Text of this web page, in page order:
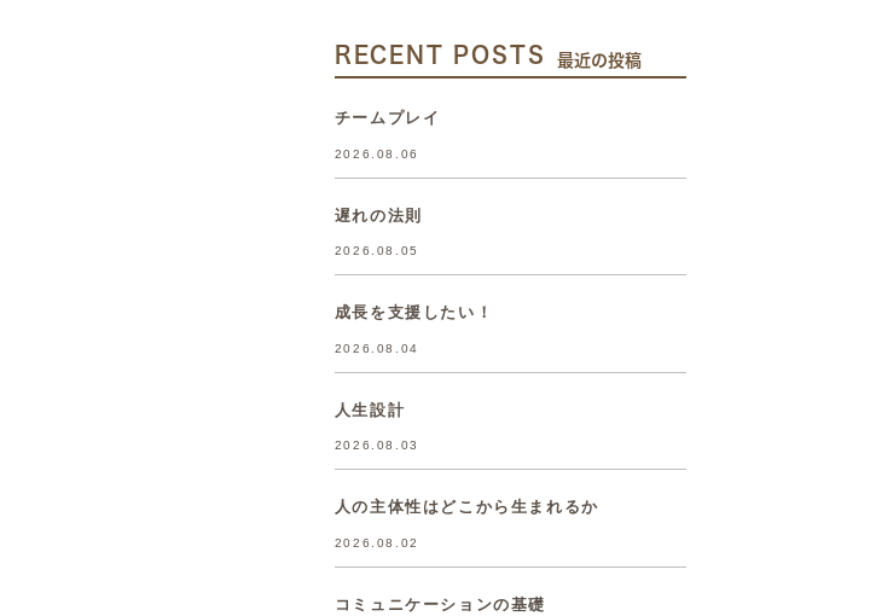
RECENT POSTS 最近の投稿
チームプレイ
2026.08.06
遅れの法則
2026.08.05
成長を支援したい！
2026.08.04
人生設計
2026.08.03
人の主体性はどこから生まれるか
2026.08.02
コミュニケーションの基礎